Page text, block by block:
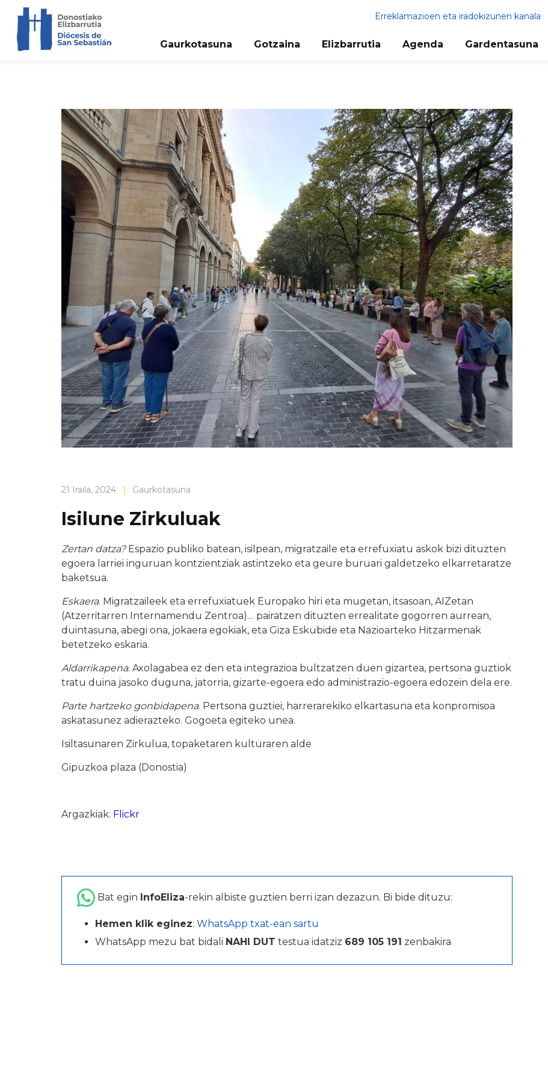
Erreklamazioen eta iradokizunen kanala
Gaurkotasuna Gotzaina Elizbarrutia Agenda Gardentasuna
21 Iraila, 2024 | Gaurkotasuna
Isilune Zirkuluak
Zertan datza?Espazio publiko batean, isilpean, migratzaile eta errefuxiatu askok bizi dituzten
egoera larriei inguruan kontzientziak astintzeko eta geure buruari galdetzeko elkarretaratze
baketsua.
Eskaera. Migratzaileek eta errefuxiatuek Europako hiri eta mugetan, itsasoan, AIZetan
(Atzerritarren Internamendu Zentroa)… pairatzen dituzten errealitate gogorren aurrean,
duintasuna, abegi ona, jokaera egokiak, eta Giza Eskubide eta Nazioarteko Hitzarmenak
betetzeko eskaria.
Aldarrikapena. Axolagabea ez den eta integrazioa bultzatzen duen gizartea, pertsona guztiok
tratu duina jasoko duguna, jatorria, gizarte-egoera edo administrazio-egoera edozein dela ere.
Parte hartzeko gonbidapena. Pertsona guztiei, harrerarekiko elkartasuna eta konpromisoa
askatasunez adierazteko. Gogoeta egiteko unea.
Isiltasunaren Zirkulua, topaketaren kulturaren alde
Gipuzkoa plaza (Donostia)
Argazkiak: Flickr
Bat egin InfoEliza-rekin albiste guztien berri izan dezazun. Bi bide dituzu:
Hemen klik eginez: WhatsApp txat-ean sartu
WhatsApp mezu bat bidali NAHI DUT testua idatziz 689 105 191 zenbakira